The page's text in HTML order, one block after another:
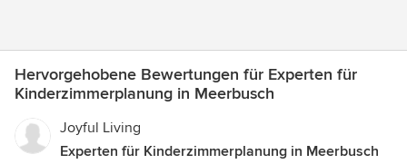
Hervorgehobene Bewertungen für Experten für
Kinderzimmerplanung in Meerbusch
Joyful Living
Experten für Kinderzimmerplanung in Meerbusch